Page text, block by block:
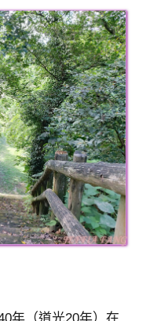
年（道光20年）在